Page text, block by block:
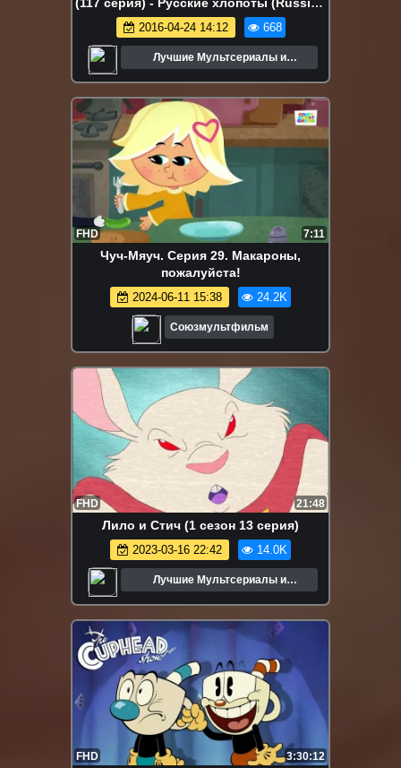
About)
2016-04-24 14:12 668
Лучшие Мультсериалы и
FHD 7:11
Чуч-Мяуч. Серия 29. Макароны,
пожалуйста!
2024-06-11 15:38 24.2K
Союзмультфильм
FHD 21:48
Лило и Стич (1 сезон 13 серия)
2023-03-16 22:42 14.0K
Лучшие Мультсериалы и
FHD 3:30:12